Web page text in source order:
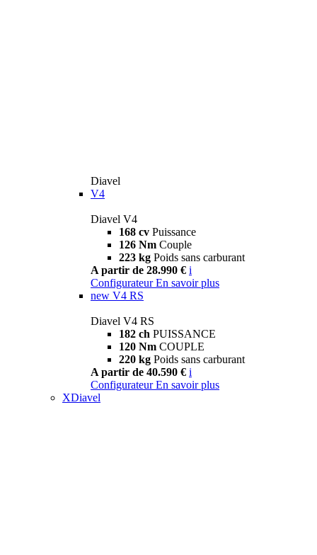
Diavel
V4
Diavel V4
168 cv Puissance
126 Nm Couple
223 kg Poids sans carburant
A partir de 28.990 € i
Configurateur En savoir plus
new V4 RS
Diavel V4 RS
182 ch PUISSANCE
120 Nm COUPLE
220 kg Poids sans carburant
A partir de 40.590 € i
Configurateur En savoir plus
XDiavel